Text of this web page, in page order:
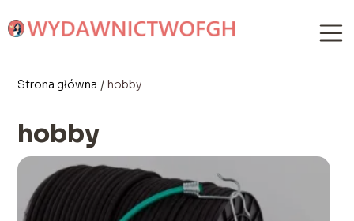
Strona główna / hobby
hobby